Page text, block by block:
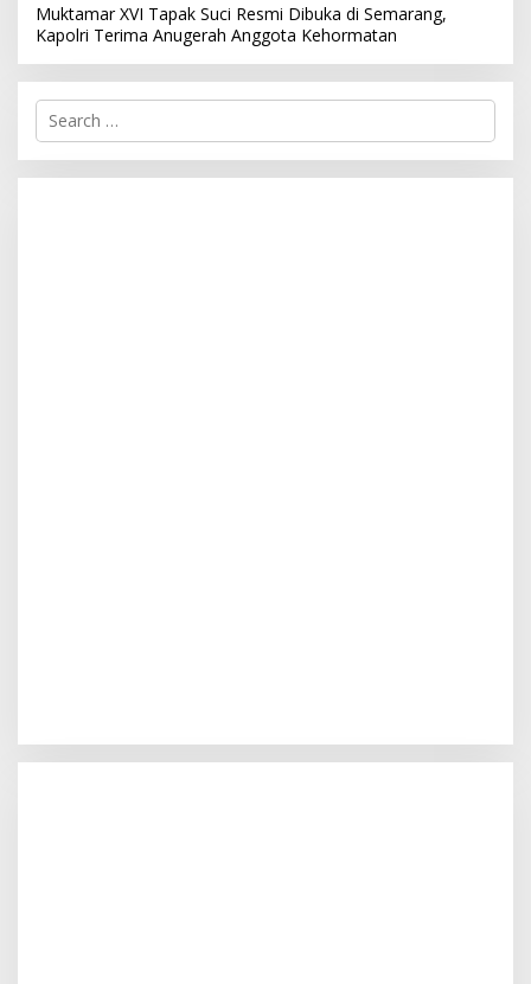
Muktamar XVI Tapak Suci Resmi Dibuka di Semarang,
Kapolri Terima Anugerah Anggota Kehormatan
S
r